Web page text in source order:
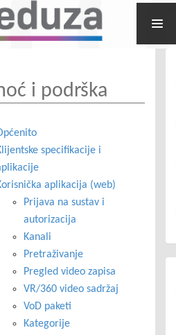
i podrška
specifikacije i
aplikacija (web)
Prijava na sustav i
autorizacija
Kanali
Pretraživanje
Pregled video zapisa
VR/360 video sadržaj
VoD paketi
Kategorije